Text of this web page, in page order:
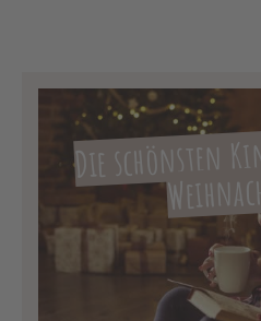
Die schönsten